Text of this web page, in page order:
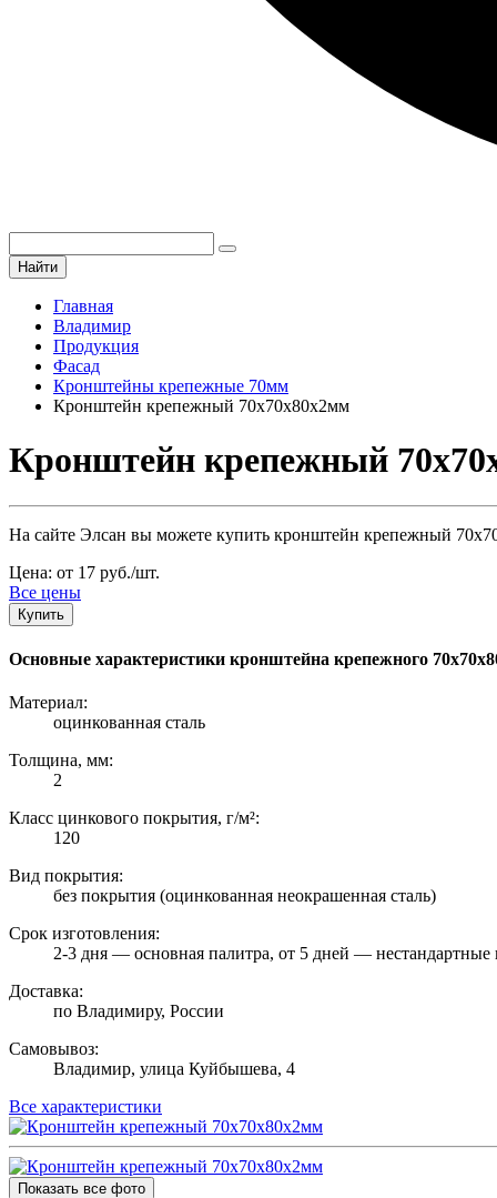
Найти
Главная
Владимир
Продукция
Фасад
Кронштейны крепежные 70мм
Кронштейн крепежный 70х70х80х2мм
Кронштейн крепежный
На сайте Элсан вы можете купить кронштейн крепежный
Цена: от 17 руб./шт.
Все цены
Купить
Основные характеристики кронштейна крепежного
Материал:
оцинкованная сталь
Толщина, мм:
2
Класс цинкового покрытия, г/м²:
120
Вид покрытия:
без покрытия (оцинкованная неокрашенная сталь)
Срок изготовления:
2-3 дня — основная палитра, от 5 дней — нестандартные
Доставка:
по Владимиру, России
Самовывоз:
Владимир, улица Куйбышева, 4
Все характеристики
Показать все фото